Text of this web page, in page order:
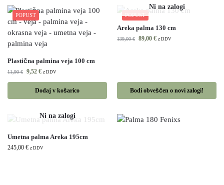
POPUST
Plastična palmina veja 100 cm
11,90€ 9,52 € z DDV
Dodaj v košarico
POPUST
Areka palma 130 cm
139,00€ 89,00 € z DDV
Bodi obveščen o novi zalogi!
Umetna palma Areka 195cm
245,00 € z DDV